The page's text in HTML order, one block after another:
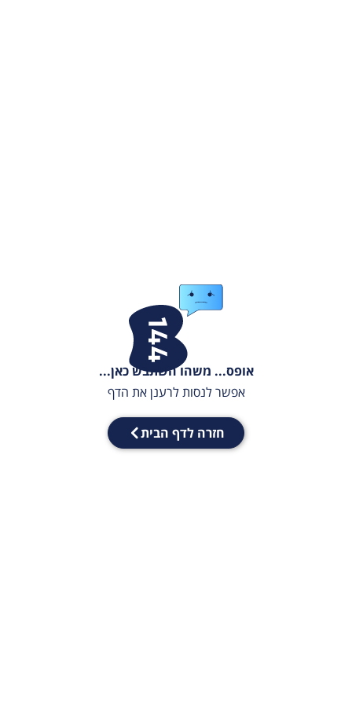
אופס... משהו השתבש כאן...
אפשר לנסות לרענן את הדף
חזרה לדף הבית